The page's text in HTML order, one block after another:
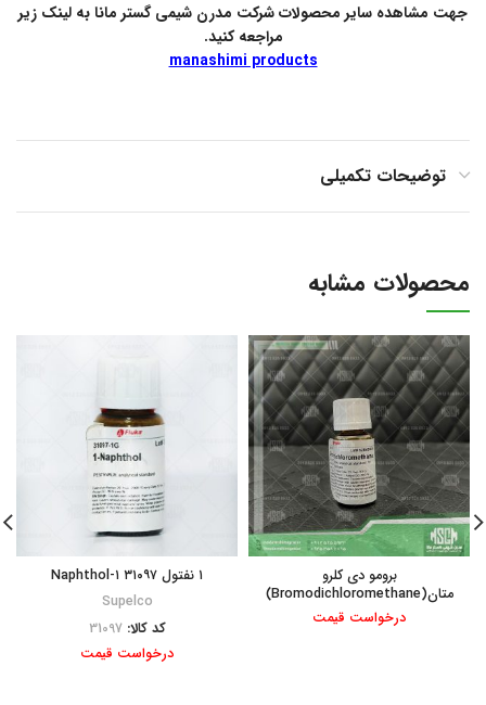
جهت مشاهده سایر محصولات شرکت مدرن شیمی گستر مانا به لینک زیر
مراجعه کنید.
manashimi products
توضیحات تکمیلی
محصولات مشابه
برومو دی کلرو
متان(Bromodichloromethane)
درخواست قیمت
۱ نفتول ۳۱۰۹۷ ۱-Naphthol
Supelco
کد کالا:31097
درخواست قیمت